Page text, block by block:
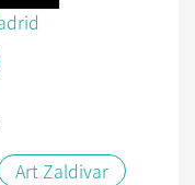
Art Zaldivar